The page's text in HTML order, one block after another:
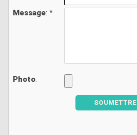
Message: *
Photo:
SOUMETTRE